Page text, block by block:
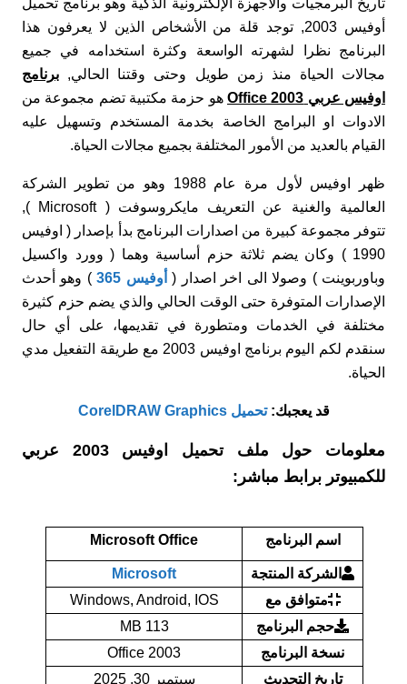
تاريخ البرمجيات والأجهزة الإلكترونية الذكية وهو برنامج تحميل
أوفيس 2003, توجد قلة من الأشخاص الذين لا يعرفون هذا
البرنامج نظرا لشهرته الواسعة وكثرة استخدامه في جميع
مجالات الحياة منذ زمن طويل وحتى وقتنا الحالي, برنامج
اوفيس عربي Office 2003
هو حزمة مكتبية تضم مجموعة من
الادوات او البرامج الخاصة بخدمة المستخدم وتسهيل عليه
القيام بالعديد من الأمور المختلفة بجميع مجالات الحياة.
ظهر اوفيس لأول مرة عام 1988 وهو من تطوير الشركة
العالمية والغنية عن التعريف مايكروسوفت ( Microsoft ),
تتوفر مجموعة كبيرة من اصدارات البرنامج بدأ بإصدار ( اوفيس
1990 ) وكان يضم ثلاثة حزم أساسية وهما ( وورد واكسيل
وباوربوينت ) وصولا الى اخر اصدار ( أوفيس 365
) وهو أحدث
الإصدارات المتوفرة حتى الوقت الحالي والذي يضم حزم كثيرة
مختلفة في الخدمات ومتطورة في تقديمها، على أي حال
سنقدم لكم اليوم برنامج اوفيس 2003 مع طريقة التفعيل مدي
الحياة.
قد يعجبك:تحميل CorelDRAW Graphics
معلومات حول ملف تحميل اوفيس 2003 عربي
للكمبيوتر برابط مباشر:
اسم البرنامج Microsoft Office
الشركة المنتجة
Microsoft
متوافق مع
Windows, Android, IOS
حجم البرنامج
113 MB
نسخة البرنامج
Office 2003
تاريخ التحديث
سبتمبر 30, 2025